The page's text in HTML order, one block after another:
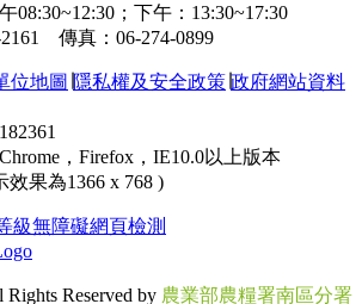
08:30~12:30；下午：13:30~17:30
傳真：06-274-0899
位地圖 隱私權及安全政策 政府網站資料
，Firefox，IE10.0以上版本
效果為1366 x 768 )
Reserved by 農業部農糧署南區分署